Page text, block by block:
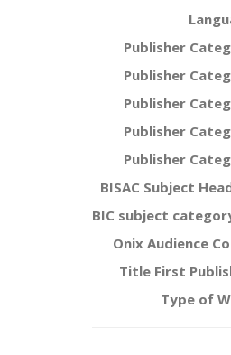
Publisher
Publisher
Publisher
Publisher
Publisher
BISAC Subject
Onix Audience
Title First
Type of